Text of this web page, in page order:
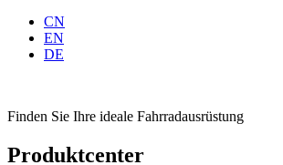
CN
EN
DE
Finden Sie Ihre ideale Fahrradausrüstung
Produktcenter